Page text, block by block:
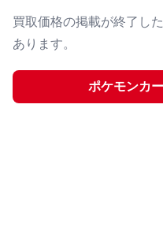
買取価格の掲載が終了し
あります。
ポケモンカ